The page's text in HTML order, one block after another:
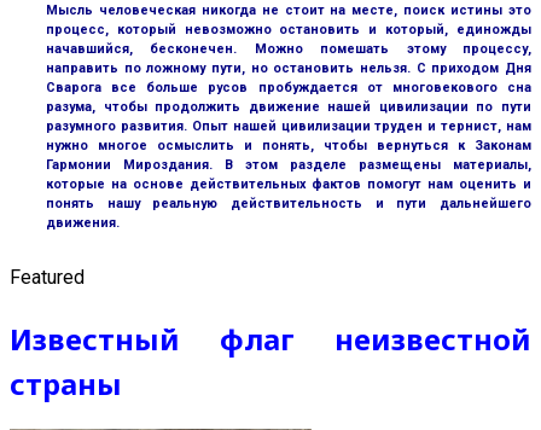
Мысль человеческая никогда не стоит на месте, поиск истины это
процесс, который невозможно остановить и который, единожды
начавшийся, бесконечен. Можно помешать этому процессу,
направить по ложному пути, но остановить нельзя. С приходом Дня
Сварога все больше русов пробуждается от многовекового сна
разума, чтобы продолжить движение нашей цивилизации по пути
разумного развития. Опыт нашей цивилизации труден и тернист, нам
нужно многое осмыслить и понять, чтобы вернуться к Законам
Гармонии Мироздания. В этом разделе размещены материалы,
которые на основе действительных фактов помогут нам оценить и
понять нашу реальную действительность и пути дальнейшего
движения.
Featured
Известный флаг неизвестной
страны